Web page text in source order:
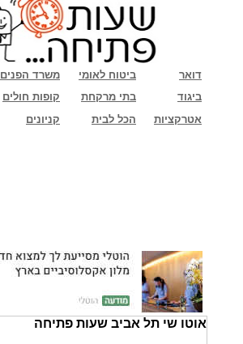
משרד הפנים ביטוח לאומי
דואר
קופות חולים בתי מרקחת
ביגוד
קניונים
הכל לבית אטרקציות
אוטו שי תל אביב שעות פתיחה